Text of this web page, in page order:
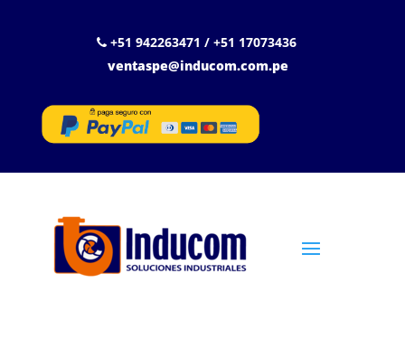
+51 942263471 / +51 17073436
ventaspe@inducom.com.pe